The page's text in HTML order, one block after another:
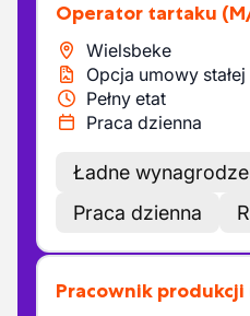
Operator tartaku
Wielsbeke
Opcja umowy stałej
Pełny etat
Praca dzienna
Ładne
Praca dzienna
Pracownik produkcji